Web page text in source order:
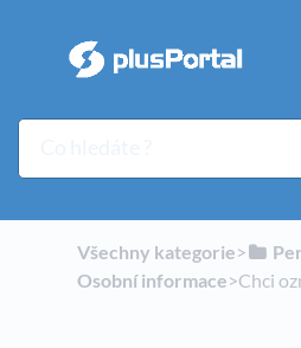
Všechny kategorie​>​
Osobní informace​>​ Chci